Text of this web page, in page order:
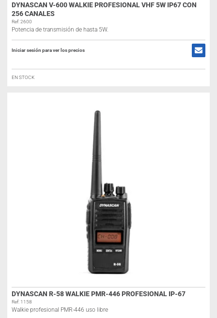
DYNASCAN V-600 WALKIE PROFESIONAL VHF 5W IP67 CON
256 CANALES
Ref: 2600
Potencia de transmisión de hasta 5W.
Iniciar sesión para ver los precios
EN STOCK
DYNASCAN R-58 WALKIE PMR-446 PROFESIONAL IP-67
Ref: 1158
Walkie profesional PMR-446 uso libre